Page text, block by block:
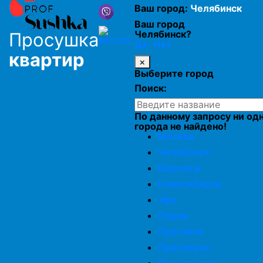
Просушка утеплителя в кровле
Просушка пеноплекса
Просушка минеральной ваты
Просушка каменной ваты
Просушка минеральной ваты
Просушка утеплителя из стекловаты
Просушка
квартир
Ваш город: Челябинск
Ваш город
Челябинск?
Да Нет
×
Выберите город
Поиск:
По данному запросу ни
города не найдено!
Москва
Челябинск
Воронеж
Новосибирск
Уфа
Пермь
Протвино
Приозерск